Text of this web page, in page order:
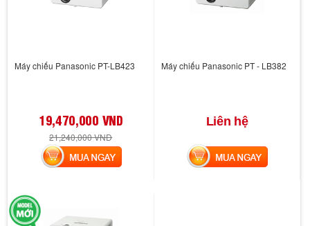
Máy chiếu Panasonic PT-LB423
19,470,000 VND
21,240,000 VND
MUA NGAY
Máy chiếu Panasonic PT - LB382
Liên hệ
MUA NGAY